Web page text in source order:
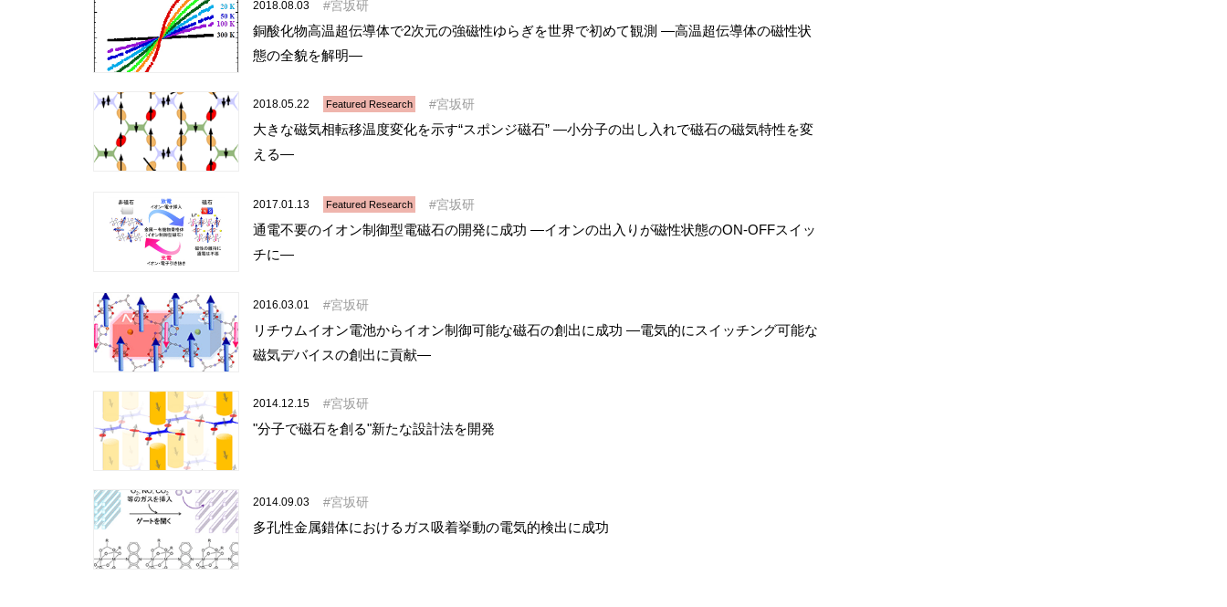
2018.08.03 宮坂研
銅酸化物高温超伝導体で2次元の強磁性ゆらぎを世界で初めて観測 ―高温超伝導体の磁性状
態の全貌を解明―
2018.05.22 Featured Research 宮坂研
大きな磁気相転移温度変化を示す“スポンジ磁石” ―小分子の出し入れで磁石の磁気特性を変
える―
2017.01.13 Featured Research 宮坂研
通電不要のイオン制御型電磁石の開発に成功 ―イオンの出入りが磁性状態のON-OFFスイッ
チに―
2016.03.01 宮坂研
リチウムイオン電池からイオン制御可能な磁石の創出に成功 ―電気的にスイッチング可能な
磁気デバイスの創出に貢献―
2014.12.15 宮坂研
"分子で磁石を創る"新たな設計法を開発
2014.09.03 宮坂研
多孔性金属錯体におけるガス吸着挙動の電気的検出に成功